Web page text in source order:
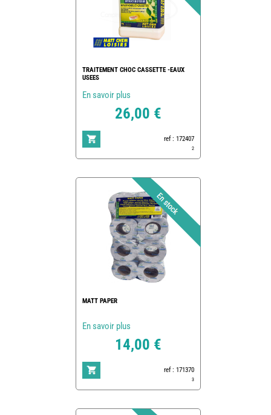
TRAITEMENT CHOC CASSETTE -EAUX
USEES
En savoir plus
26,00 €
ref : 172407
2
MATT PAPER
En savoir plus
14,00 €
ref : 171370
3